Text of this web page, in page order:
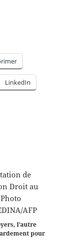
LinkedIn
l’autre
pour